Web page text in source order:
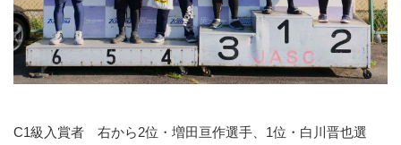
C1級入賞者 右から2位・増田亘作選手、1位・白川晋也選